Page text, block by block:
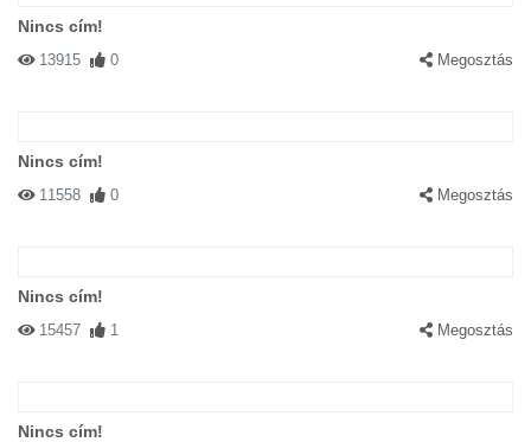
Nincs cím!
13915 0 Megosztás
Nincs cím!
11558 0 Megosztás
Nincs cím!
15457 1 Megosztás
Nincs cím!